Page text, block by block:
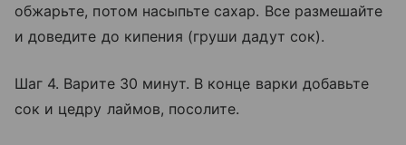
обжарьте, потом насыпьте сахар. Все размешайте
и доведите до кипения (груши дадут сок).
Шаг 4. Варите 30 минут. В конце варки добавьте
сок и цедру лаймов, посолите.